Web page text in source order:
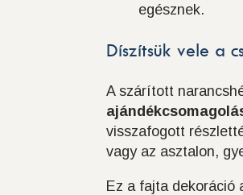
egésznek.
Díszítsük vele a
A szárított
visszafogott
vagy az asztalon,
Ez a fajta dekoráció